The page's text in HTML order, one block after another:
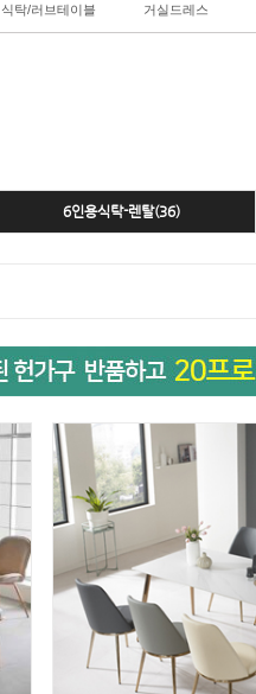
식탁/러브테이블 거실드레스
6인용식탁-렌탈(36)